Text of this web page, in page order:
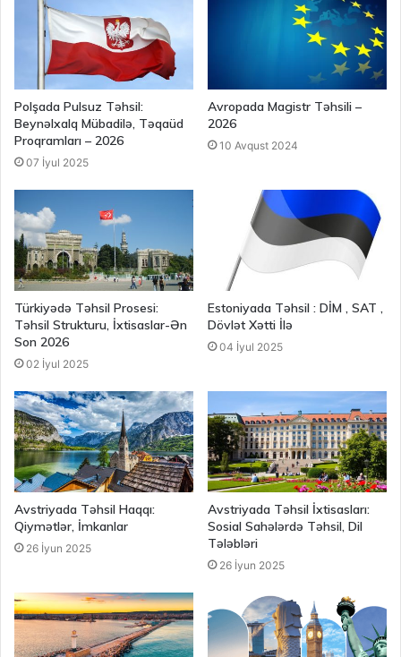
Polşada Pulsuz Təhsil:
Beynəlxalq Mübadilə, Təqaüd
Proqramları – 2026
07 İyul 2025
Avropada Magistr Təhsili –
2026
10 Avqust 2024
Türkiyədə Təhsil Prosesi:
Təhsil Strukturu, İxtisaslar-Ən
Son 2026
02 İyul 2025
Estoniyada Təhsil : DİM , SAT ,
Dövlət Xətti İlə
04 İyul 2025
Avstriyada Təhsil Haqqı:
Qiymətlər, İmkanlar
26 İyun 2025
Avstriyada Təhsil İxtisasları:
Sosial Sahələrdə Təhsil, Dil
Tələbləri
26 İyun 2025